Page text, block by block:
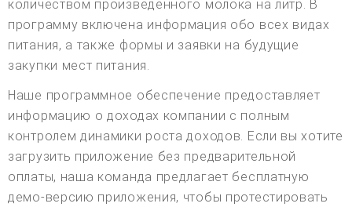
количеством произведенного молока на литр. В
программу включена информация обо всех видах
питания, а также формы и заявки на будущие
закупки мест питания.
Наше программное обеспечение предоставляет
информацию о доходах компании с полным
контролем динамики роста доходов. Если вы хотите
загрузить приложение без предварительной
оплаты, наша команда предлагает бесплатную
демо-версию приложения, чтобы протестировать